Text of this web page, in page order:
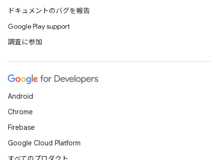
ドキュメントのバグを報告
Google Play support
調査に参加
Android
Chrome
Firebase
Google Cloud Platform